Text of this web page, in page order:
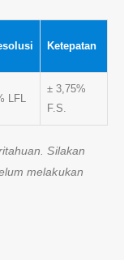
Ketepatan
LFL
± 3,75%
F.S.
Silakan
melakukan